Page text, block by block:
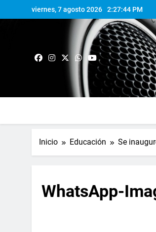
viernes, 7 agosto 2026 2:27:45 PM
Inicio Educación Se
WhatsApp-